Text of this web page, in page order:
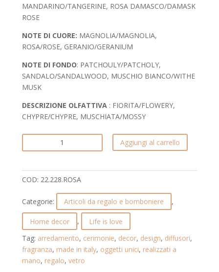
MANDARINO/TANGERINE, ROSA DAMASCO/DAMASK
ROSE
NOTE DI CUORE: MAGNOLIA/MAGNOLIA,
ROSA/ROSE, GERANIO/GERANIUM
NOTE DI FONDO: PATCHOULY/PATCHOLY,
SANDALO/SANDALWOOD, MUSCHIO BIANCO/WITHE
MUSK
DESCRIZIONE OLFATTIVA: FIORITA/FLOWERY,
CHYPRE/CHYPRE, MUSCHIATA/MOSSY
COLORATO.
22.228.ROSA
quantità
Aggiungi al carrello
COD: 22.228.ROSA
Categorie: Articoli da regalo e bomboniere ,
Home decor ,
Life is love
Tag: arredamento, cerimonie, decor, design, diffusori,
fragranza, made in italy, oggetti unici, realizzati a
mano, regalo, vetro